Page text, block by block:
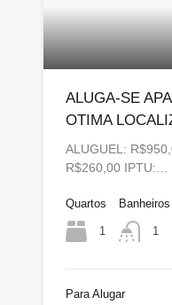
ALUGA-SE
OTIMA
ALUGUEL:
R$260,00 IPTU:…
Quartos
1
Banheiros
1
Para Alugar